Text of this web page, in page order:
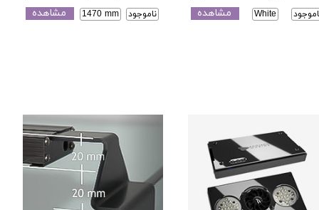
White مشاهده ناموجود 1470 mm مشاهده